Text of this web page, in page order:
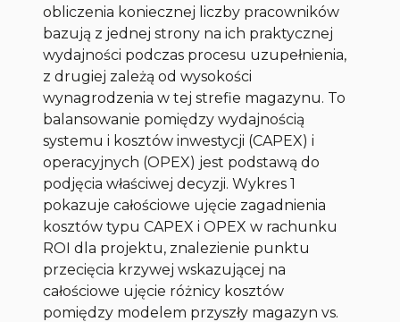
obliczenia koniecznej liczby pracowników
bazują z jednej strony na ich praktycznej
wydajności podczas procesu uzupełnienia,
z drugiej zależą od wysokości
wynagrodzenia w tej strefie magazynu. To
balansowanie pomiędzy wydajnością
systemu i kosztów inwestycji (CAPEX) i
operacyjnych (OPEX) jest podstawą do
podjęcia właściwej decyzji. Wykres 1
pokazuje całościowe ujęcie zagadnienia
kosztów typu CAPEX i OPEX w rachunku
ROI dla projektu, znalezienie punktu
przecięcia krzywej wskazującej na
całościowe ujęcie różnicy kosztów
pomiędzy modelem przyszły magazyn vs.